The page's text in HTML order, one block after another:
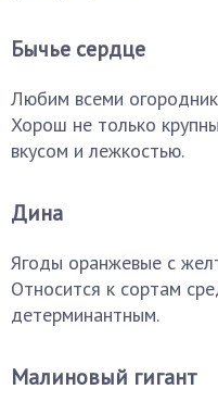
Бычье сердце
Любим всеми
Хорош не только
вкусом и лежкостью.
Дина
Ягоды оранжевые с
Относится к сортам
детерминантным.
Малиновый гигант